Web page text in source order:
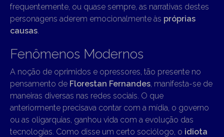
frequentemente, ou quase sempre, as narrativas destes
personagens aderem emocionalmente às próprias
causas.
Fenômenos Modernos
A noção de oprimidos e opressores, tão presente no
pensamento de Florestan Fernandes, manifesta-se de
maneiras diversas nas redes sociais. O que
anteriormente precisava contar com a mídia, o governo
ou as oligarquias, ganhou vida com a evolução das
tecnologias. Como disse um certo sociólogo, o idiota